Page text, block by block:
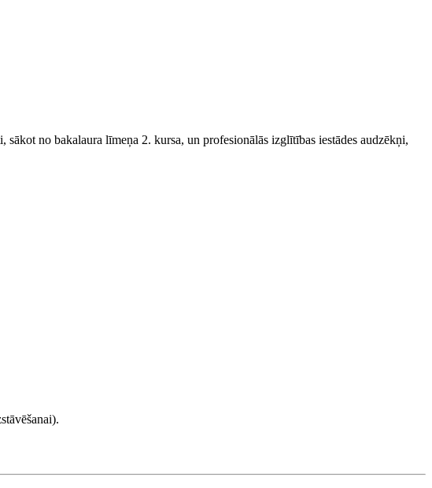
no bakalaura līmeņa 2. kursa, un profesionālās izglītības iestādes audzēkņi,